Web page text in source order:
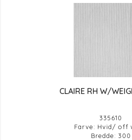
CLAIRE RH W/
335610
Farve: Hvid/ off
Bredde: 300